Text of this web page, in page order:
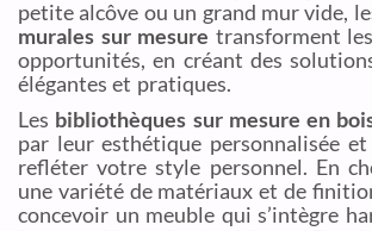
petite alcôve ou un grand mur vide,
murales sur mesure transforment
opportunités, en créant des
élégantes et pratiques.
Les bibliothèques sur mesure en
par leur esthétique personnalisée
refléter votre style personnel. En
une variété de matériaux et de
concevoir un meuble qui s’intègre